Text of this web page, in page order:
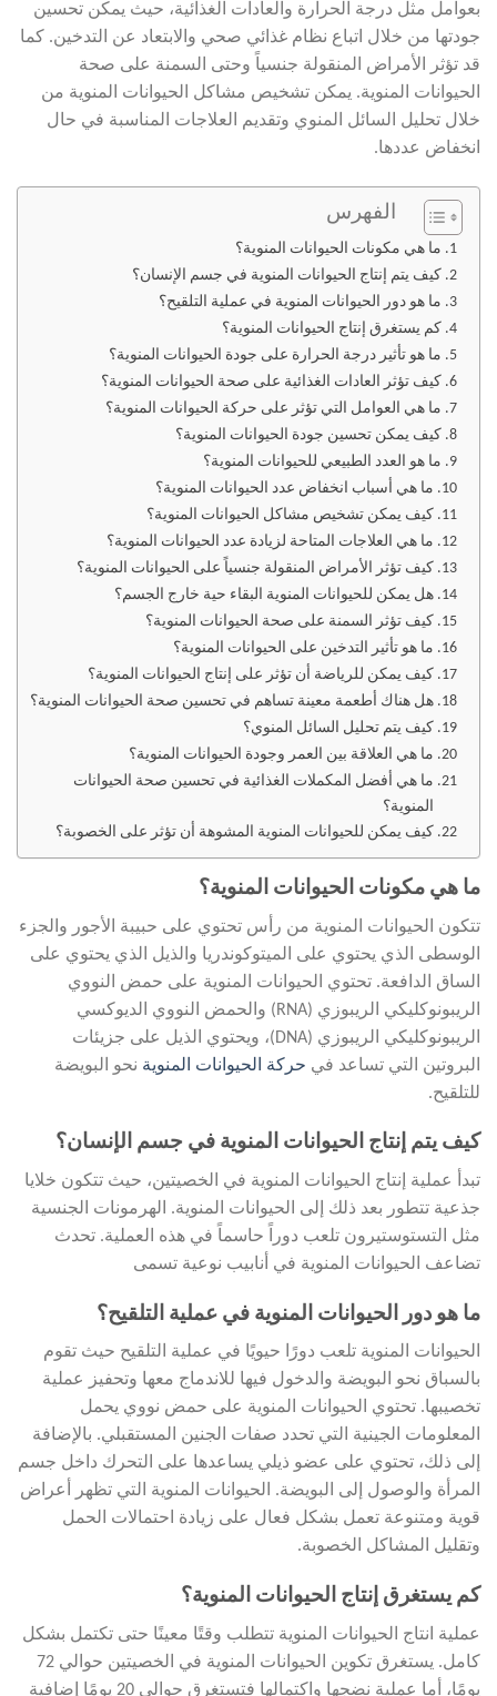
بعوامل مثل درجة الحرارة والعادات الغذائية، حيث يمكن تحسين
جودتها من خلال اتباع نظام غذائي صحي والابتعاد عن التدخين. كما
قد تؤثر الأمراض المنقولة جنسياً وحتى السمنة على صحة
الحيوانات المنوية. يمكن تشخيص مشاكل الحيوانات المنوية من
خلال تحليل السائل المنوي وتقديم العلاجات المناسبة في حال
انخفاض عددها.
الفهرس
ما هي مكونات الحيوانات المنوية؟
كيف يتم إنتاج الحيوانات المنوية في جسم الإنسان؟
ما هو دور الحيوانات المنوية في عملية التلقيح؟
كم يستغرق إنتاج الحيوانات المنوية؟
ما هو تأثير درجة الحرارة على جودة الحيوانات المنوية؟
كيف تؤثر العادات الغذائية على صحة الحيوانات المنوية؟
ما هي العوامل التي تؤثر على حركة الحيوانات المنوية؟
كيف يمكن تحسين جودة الحيوانات المنوية؟
ما هو العدد الطبيعي للحيوانات المنوية؟
ما هي أسباب انخفاض عدد الحيوانات المنوية؟
كيف يمكن تشخيص مشاكل الحيوانات المنوية؟
ما هي العلاجات المتاحة لزيادة عدد الحيوانات المنوية؟
كيف تؤثر الأمراض المنقولة جنسياً على الحيوانات المنوية؟
هل يمكن للحيوانات المنوية البقاء حية خارج الجسم؟
كيف تؤثر السمنة على صحة الحيوانات المنوية؟
ما هو تأثير التدخين على الحيوانات المنوية؟
كيف يمكن للرياضة أن تؤثر على إنتاج الحيوانات المنوية؟
هل هناك أطعمة معينة تساهم في تحسين صحة الحيوانات المنوية؟
كيف يتم تحليل السائل المنوي؟
ما هي العلاقة بين العمر وجودة الحيوانات المنوية؟
ما هي أفضل المكملات الغذائية في تحسين صحة الحيوانات
المنوية؟
كيف يمكن للحيوانات المنوية المشوهة أن تؤثر على الخصوبة؟
ما هي مكونات الحيوانات المنوية؟
تتكون الحيوانات المنوية من رأس تحتوي على حبيبة الأجور والجزء
الوسطى الذي يحتوي على الميتوكوندريا والذيل الذي يحتوي على
الساق الدافعة. تحتوي الحيوانات المنوية على حمض النووي
الريبونوكليكي الريبوزي (RNA) والحمض النووي الديوكسي
الريبونوكليكي الريبوزي (DNA)، ويحتوي الذيل على جزيئات
البروتين التي تساعد في حركة الحيوانات المنوية نحو البويضة
للتلقيح.
كيف يتم إنتاج الحيوانات المنوية في جسم الإنسان؟
تبدأ عملية إنتاج الحيوانات المنوية في الخصيتين، حيث تتكون خلايا
جذعية تتطور بعد ذلك إلى الحيوانات المنوية. الهرمونات الجنسية
مثل التستوستيرون تلعب دوراً حاسماً في هذه العملية. تحدث
تضاعف الحيوانات المنوية في أنابيب نوعية تسمى
ما هو دور الحيوانات المنوية في عملية التلقيح؟
الحيوانات المنوية تلعب دورًا حيويًا في عملية التلقيح حيث تقوم
بالسباق نحو البويضة والدخول فيها للاندماج معها وتحفيز عملية
تخصيبها. تحتوي الحيوانات المنوية على حمض نووي يحمل
المعلومات الجينية التي تحدد صفات الجنين المستقبلي. بالإضافة
إلى ذلك، تحتوي على عضو ذيلي يساعدها على التحرك داخل جسم
المرأة والوصول إلى البويضة. الحيوانات المنوية التي تظهر أعراض
قوية ومتنوعة تعمل بشكل فعال على زيادة احتمالات الحمل
وتقليل المشاكل الخصوبة.
كم يستغرق إنتاج الحيوانات المنوية؟
عملية انتاج الحيوانات المنوية تتطلب وقتًا معينًا حتى تكتمل بشكل
كامل. يستغرق تكوين الحيوانات المنوية في الخصيتين حوالي 72
يومًا، أما عملية نضجها واكتمالها فتستغرق حوالي 20 يومًا إضافية